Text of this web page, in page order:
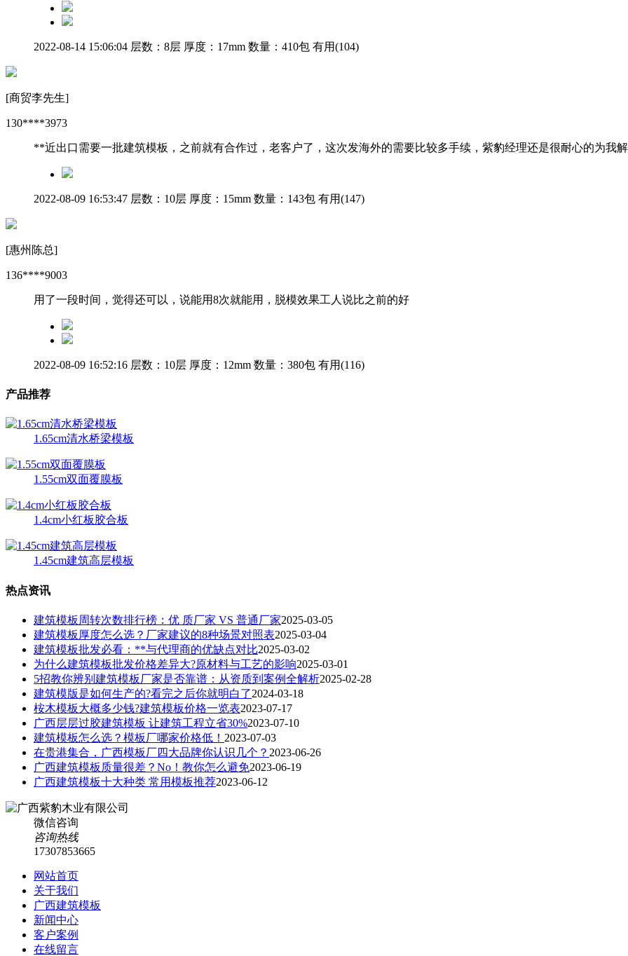
2022-08-14 15:06:04 层数：8层 厚度：17mm 数量：410包 有用(104)
[商贸李先生]
130****3973
**近出口需要一批建筑模板，之前就有合作过，老客户了，这次发海外的需要比较多手续，紫豹经理还是很耐心的为我
2022-08-09 16:53:47 层数：10层 厚度：15mm 数量：143包 有用(147)
[惠州陈总]
136****9003
用了一段时间，觉得还可以，说能用8次就能用，脱模效果工人说比之前的好
2022-08-09 16:52:16 层数：10层 厚度：12mm 数量：380包 有用(116)
产品推荐
1.65cm清水桥梁模板
1.55cm双面覆膜板
1.4cm小红板胶合板
1.45cm建筑高层模板
热点资讯
建筑模板周转次数排行榜：优 质厂家 VS 普通厂家2025-03-05
建筑模板厚度怎么选？厂家建议的8种场景对照表2025-03-04
建筑模板批发必看：**与代理商的优缺点对比2025-03-02
为什么建筑模板批发价格差异大?原材料与工艺的影响2025-03-01
5招教你辨别建筑模板厂家是否靠谱：从资质到案例全解析2025-02-28
建筑模版是如何生产的?看完之后你就明白了2024-03-18
桉木模板大概多少钱?建筑模板价格一览表2023-07-17
广西层层过胶建筑模板 让建筑工程立省30%2023-07-10
建筑模板怎么选？模板厂哪家价格低！ 2023-07-03
在贵港集合，广西模板厂四大品牌你认识几个？ 2023-06-26
广西建筑模板质量很差？No！教你怎么避免2023-06-19
广西建筑模板十大种类 常用模板推荐2023-06-12
微信咨询
咨询热线
17307853665
网站首页
关于我们
广西建筑模板
新闻中心
客户案例
在线留言